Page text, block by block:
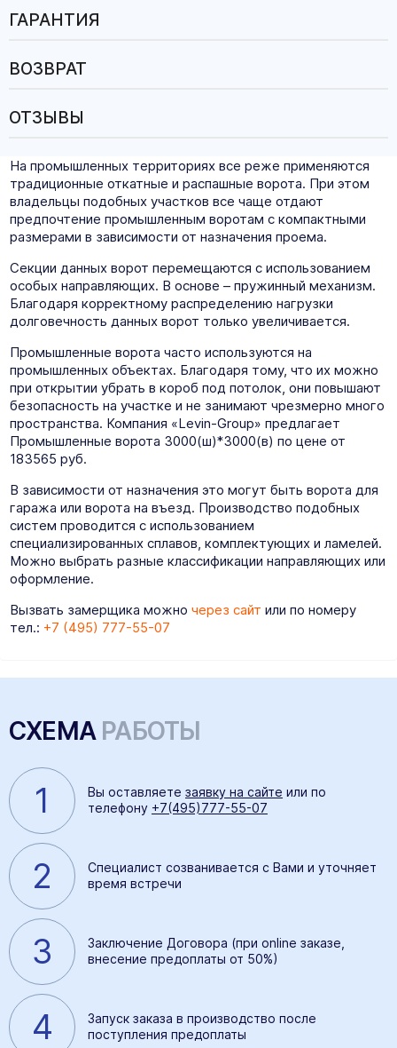
ГАРАНТИЯ
ВОЗВРАТ
ОТЗЫВЫ
На промышленных территориях все реже применяются
традиционные откатные и распашные ворота. При этом
владельцы подобных участков все чаще отдают
предпочтение промышленным воротам с компактными
размерами в зависимости от назначения проема.
Секции данных ворот перемещаются с использованием
особых направляющих. В основе – пружинный механизм.
Благодаря корректному распределению нагрузки
долговечность данных ворот только увеличивается.
Промышленные ворота часто используются на
промышленных объектах. Благодаря тому, что их можно
при открытии убрать в короб под потолок, они повышают
безопасность на участке и не занимают чрезмерно много
пространства. Компания «Levin-Group» предлагает
Промышленные ворота 3000(ш)*3000(в) по цене от
183565 руб.
В зависимости от назначения это могут быть ворота для
гаража или ворота на въезд. Производство подобных
систем проводится с использованием
специализированных сплавов, комплектующих и ламелей.
Можно выбрать разные классификации направляющих или
оформление.
Вызвать замерщика можно через сайт или по номеру
тел.: +7 (495) 777-55-07
СХЕМА РАБОТЫ
1 Вы оставляете заявку на сайте или по
телефону +7(495)777-55-07
2
Специалист созванивается с Вами и уточняет
время встречи
3
Заключение Договора (при online заказе,
внесение предоплаты от 50%)
4
Запуск заказа в производство после
поступления предоплаты